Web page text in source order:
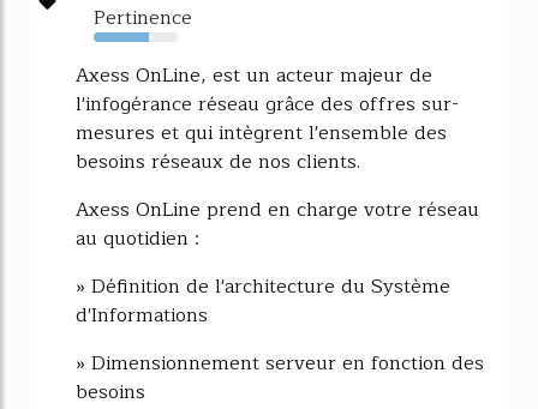
Pertinence
66%
Axess OnLine, est un acteur majeur de
l'infogérance réseau grâce des offres sur-
mesures et qui intègrent l'ensemble des
besoins réseaux de nos clients.
Axess OnLine prend en charge votre réseau
au quotidien :
» Définition de l'architecture du Système
d'Informations
» Dimensionnement serveur en fonction des
besoins